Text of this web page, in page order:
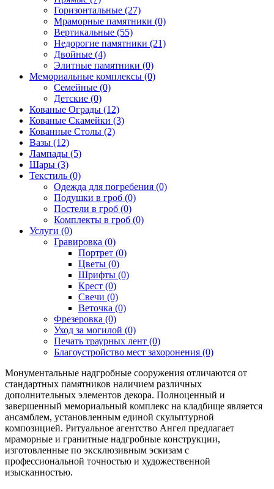
Горизонтальные (27)
Мраморные памятники (0)
Вертикальные (55)
Недорогие памятники (21)
Двойные (4)
Элитные памятники (0)
Мемориальные комплексы (0)
Семейные (0)
Детские (0)
Кованые Ограды (12)
Кованые Скамейки (3)
Кованные Столы (2)
Вазы (12)
Лампады (5)
Шары (3)
Текстиль (0)
Одежда для погребения (0)
Подушки в гроб (0)
Постели в гроб (0)
Комплекты в гроб (0)
Услуги (0)
Гравировка (0)
Портрет (0)
Цветы (0)
Шрифты (0)
Крест (0)
Свечи (0)
Веточка (0)
Фрезеровка (0)
Уход за могилой (0)
Печать траурных лент (0)
Благоустройство мест захоронения (0)
Монументальные надгробные сооружения отличаются от
стандартных памятников наличием различных
дополнительных элементов декора. Полноценный и
завершенный мемориальный комплекс на кладбище является
ансамблем, установленным единой скульптурной
композицией. Ритуальное агентство Ангел предлагает
мраморные и гранитные надгробные конструкции,
изготовленные по эксклюзивным эскизам с
профессиональной точностью и художественной
изысканностью.